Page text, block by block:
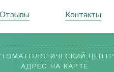
Отзывы Контакты
ЦЕНТР
АДРЕС НА КАРТЕ